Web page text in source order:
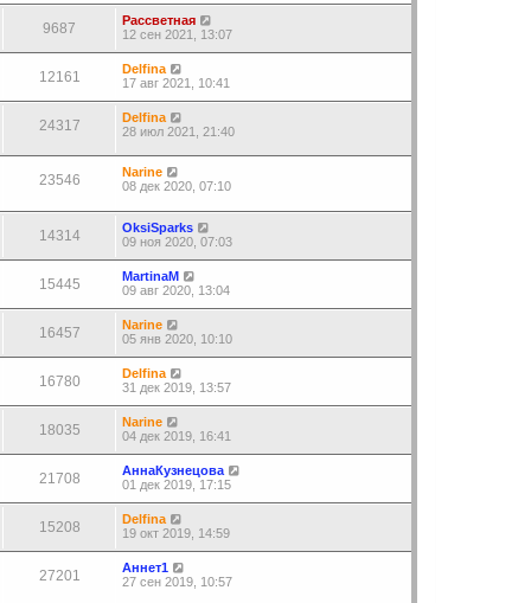
9687
Рассветная
12 сен 2021, 13:07
12161
Delfina
17 авг 2021, 10:41
24317
Delfina
28 июл 2021, 21:40
23546
Narine
08 дек 2020, 07:10
14314
OksiSparks
09 ноя 2020, 07:03
15445
MartinaM
09 авг 2020, 13:04
16457
Narine
05 янв 2020, 10:10
16780
Delfina
31 дек 2019, 13:57
18035
Narine
04 дек 2019, 16:41
21708
АннаКузнецова
01 дек 2019, 17:15
15208
Delfina
19 окт 2019, 14:59
27201
Аннет1
27 сен 2019, 10:57